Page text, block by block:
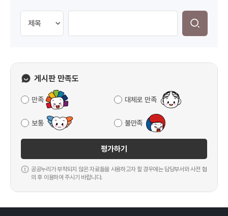
게시판 만족도
만족 대체로 만족
보통 불만족
평가하기
공공누리가 부착되지 않은 자료들을 사용하고자 할 경우에는 담당부서와 사전 협
의 후 이용하여 주시기 바랍니다.